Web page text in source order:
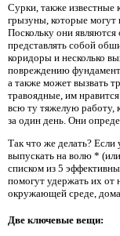
Сурки, также известные
грызуны, которые
Поскольку они
представлять собой
коридоры и несколько
повреждению
а также может вызвать
травоядные, им
всю ту тяжелую работу,
за один день. Они
Так что же делать? Если
выпускать на волю *
списком из 5
помогут удержать их от
окружающей среде,
Две ключевые вещи: